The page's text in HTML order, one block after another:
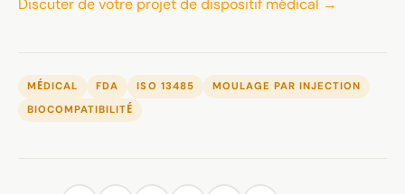
Discuter de votre projet de dispositif médical →
MÉDICAL FDA ISO 13485
MOULAGE PAR INJECTION
BIOCOMPATIBILITÉ